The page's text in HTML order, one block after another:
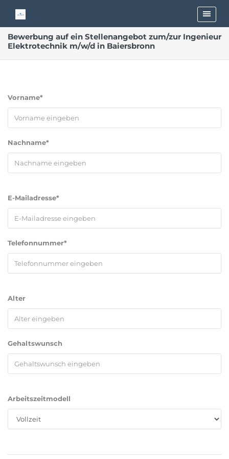
Bewerbung auf ein Stellenangebot zum/zur Ingenieur
Elektrotechnik m/w/d in Baiersbronn
Vorname*
Nachname*
E-Mailadresse*
Telefonnummer*
Alter
Gehaltswunsch
Arbeitszeitmodell